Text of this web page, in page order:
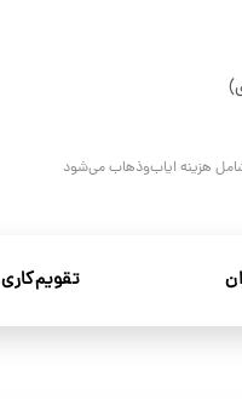
هزینه ایاب‌وذهاب می‌شود
تقویم‌کاری